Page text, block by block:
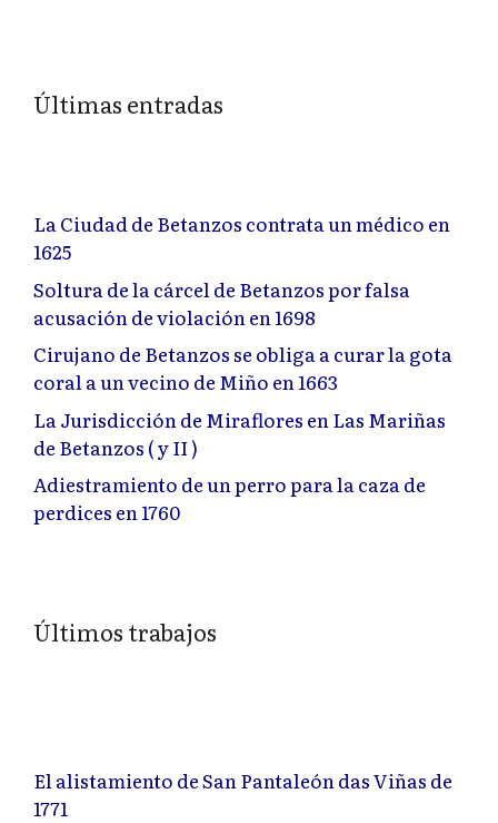
Últimas entradas
La Ciudad de Betanzos contrata un médico en
1625
Soltura de la cárcel de Betanzos por falsa
acusación de violación en 1698
Cirujano de Betanzos se obliga a curar la gota
coral a un vecino de Miño en 1663
La Jurisdicción de Miraflores en Las Mariñas
de Betanzos ( y II )
Adiestramiento de un perro para la caza de
perdices en 1760
Últimos trabajos
El alistamiento de San Pantaleón das Viñas de
1771